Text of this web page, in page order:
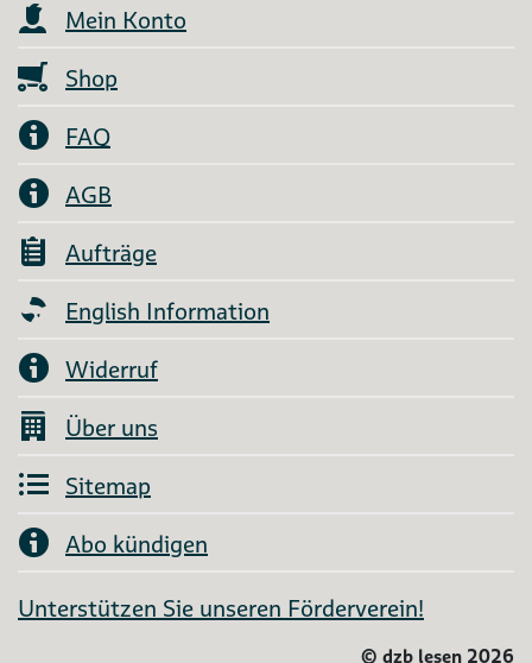
Mein Konto
Shop
FAQ
AGB
Aufträge
English Information
Widerruf
Über uns
Sitemap
Abo kündigen
Unterstützen Sie unseren Förderverein!
© dzb lesen 2026